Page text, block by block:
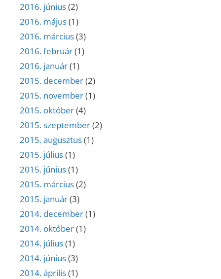
2016. június(2)
2016. május(1)
2016. március(3)
2016. február(1)
2016. január(1)
2015. december(2)
2015. november(1)
2015. október(4)
2015. szeptember(2)
2015. augusztus(1)
2015. július(1)
2015. június(1)
2015. március(2)
2015. január(3)
2014. december(1)
2014. október(1)
2014. július(1)
2014. június(3)
2014. április(1)